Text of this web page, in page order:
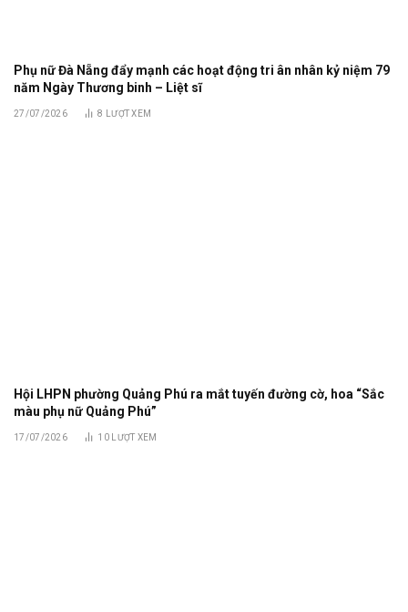
Phụ nữ Đà Nẵng đẩy mạnh các hoạt động tri ân nhân kỷ niệm 79
năm Ngày Thương binh – Liệt sĩ
27/07/2026 8 LƯỢT XEM
Hội LHPN phường Quảng Phú ra mắt tuyến đường cờ, hoa “Sắc
màu phụ nữ Quảng Phú”
17/07/2026 10 LƯỢT XEM